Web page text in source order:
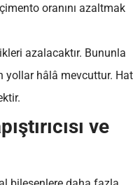
oranını azaltmak
azalacaktır. Bununla
yollar hâlâ mevcuttur.
ve